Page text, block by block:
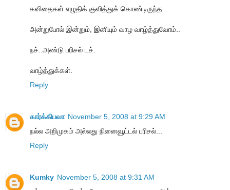
கவிதைகள் எழுதிக் குவித்துக் கொண்டிருந்த
அன்றுபோல் இன்றும், இனியும் வாழ வாழ்த்துவோம்..
நச்..அண்டு பரிசல் டச்.
வாழ்த்துக்கள்.
Reply
கார்க்கிபவா November 5, 2008 at 9:29 AM
நல்ல அறிமுகம் அல்லது நினைவூட்டல் பரிசல்...
Reply
Kumky November 5, 2008 at 9:31 AM